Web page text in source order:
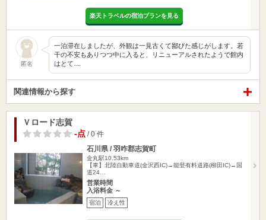
楽天トラベルの宿泊プランを見る
匿名
一泊滞在しましたが、外観は一見古くて鄙びた感じがします。若
干の不安もありつつ中に入ると、リニューアルされたようで館内
はとて…
関連情報から探す
Ｖロード志賀
-点 / 0 件
石川県 / 羽咋郡志賀町
金丸駅10.53km
【車】北陸自動車道(金沢西IC)→能登有料道路(柳田IC)→国
道24…
営業時間
入浴料金 ～
宿泊 冷え性